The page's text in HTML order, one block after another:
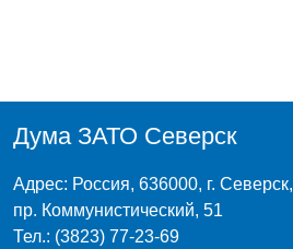
Дума ЗАТО Северск
Адрес: Россия, 636000, г. Северск,
пр. Коммунистический, 51
Тел.: (3823) 77-23-69